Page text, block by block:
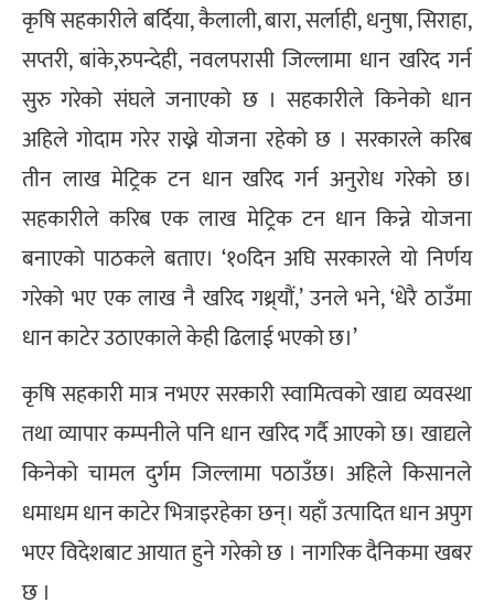
कृषि सहकारीले बर्दिया, कैलाली, बारा, सर्लाही, धनुषा, सिराहा,
सप्तरी, बांके,रुपन्देही, नवलपरासी जिल्लामा धान खरिद गर्न
सुरु गरेको संघले जनाएको छ । सहकारीले किनेको धान
अहिले गोदाम गरेर राख्ने योजना रहेको छ । सरकारले करिब
तीन लाख मेट्रिक टन धान खरिद गर्न अनुरोध गरेको छ।
सहकारीले करिब एक लाख मेट्रिक टन धान किन्ने योजना
बनाएको पाठकले बताए। ‘१०दिन अघि सरकारले यो निर्णय
गरेको भए एक लाख नै खरिद गथ्र्यौं,’ उनले भने, ‘धेरै ठाउँमा
धान काटेर उठाएकाले केही ढिलाई भएको छ।’
कृषि सहकारी मात्र नभएर सरकारी स्वामित्वको खाद्य व्यवस्था
तथा व्यापार कम्पनीले पनि धान खरिद गर्दै आएको छ। खाद्यले
किनेको चामल दुर्गम जिल्लामा पठाउँछ। अहिले किसानले
धमाधम धान काटेर भित्राइरहेका छन्। यहाँ उत्पादित धान अपुग
भएर विदेशबाट आयात हुने गरेको छ । नागरिक दैनिकमा खबर
छ ।